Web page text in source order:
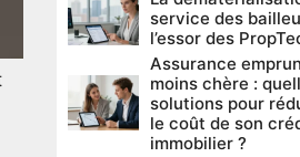
service des
l’essor des
Assurance
moins chère :
solutions pour
le coût de son
immobilier ?